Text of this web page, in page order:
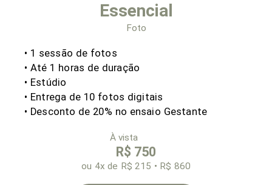
Essencial
Foto
• 1 sessão de fotos
• Até 1 horas de duração
• Estúdio
• Entrega de 10 fotos digitais
• Desconto de 20% no ensaio Gestante
À vista
R$ 750
ou 4x de R$ 215 • R$ 860